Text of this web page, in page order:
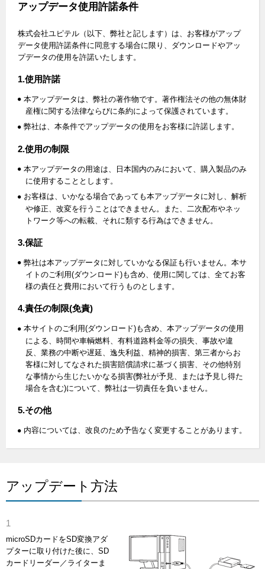
アップデータ使用許諾条件
株式会社ユピテル（以下、弊社と記します）は、お客様がアップ
データ使用許諾条件に同意する場合に限り、ダウンロードやアッ
プデータの使用を許諾いたします。
1.使用許諾
本アップデータは、弊社の著作物です。著作権法その他の無体財
産権に関する法律ならびに条約によって保護されています。
弊社は、本条件でアップデータの使用をお客様に許諾します。
2.使用の制限
本アップデータの用途は、日本国内のみにおいて、購入製品のみ
に使用することとします。
お客様は、いかなる場合であっても本アップデータに対し、解析
や修正、改変を行うことはできません。また、二次配布やネッ
トワーク等への転載、それに類する行為はできません。
3.保証
弊社は本アップデータに対していかなる保証も行いません。本サ
イトのご利用(ダウンロード)も含め、使用に関しては、全てお客
様の責任と費用において行うものとします。
4.責任の制限(免責)
本サイトのご利用(ダウンロード)も含め、本アップデータの使用
による、時間や車輌燃料、有料道路料金等の損失、事故や違
反、業務の中断や遅延、逸失利益、精神的損害、第三者からお
客様に対してなされた損害賠償請求に基づく損害、その他特別
な事情から生じたいかなる損害(弊社が予見、または予見し得た
場合を含む)について、弊社は一切責任を負いません。
5.その他
内容については、改良のため予告なく変更することがあります。
アップデート方法
microSDカードをSD変換アダ
プターに取り付けた後に、SD
カードリーダー／ライターま